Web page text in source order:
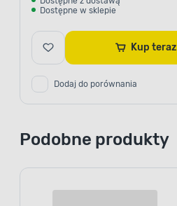
Dostępne w sklepie
Kup teraz
Dodaj do porównania
Podobne produkty